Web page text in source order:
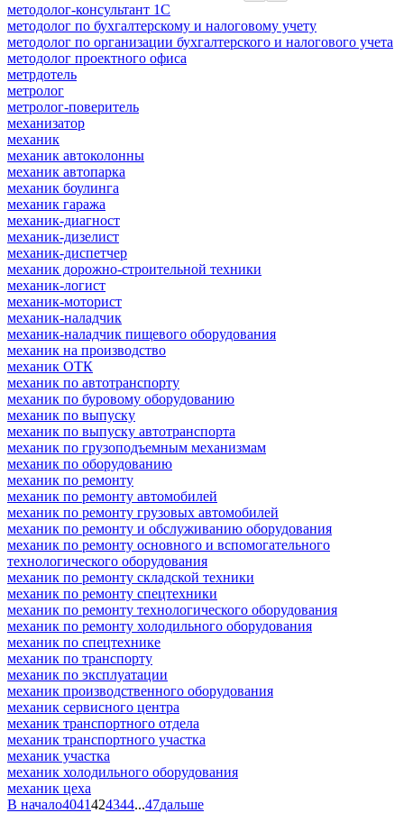
методолог-консультант 1С
методолог по бухгалтерскому и налоговому учету
методолог по организации бухгалтерского и налогового учета
методолог проектного офиса
метрдотель
метролог
метролог-поверитель
механизатор
механик
механик автоколонны
механик автопарка
механик боулинга
механик гаража
механик-диагност
механик-дизелист
механик-диспетчер
механик дорожно-строительной техники
механик-логист
механик-моторист
механик-наладчик
механик-наладчик пищевого оборудования
механик на производство
механик ОТК
механик по автотранспорту
механик по буровому оборудованию
механик по выпуску
механик по выпуску автотранспорта
механик по грузоподъемным механизмам
механик по оборудованию
механик по ремонту
механик по ремонту автомобилей
механик по ремонту грузовых автомобилей
механик по ремонту и обслуживанию оборудования
механик по ремонту основного и вспомогательного
технологического оборудования
механик по ремонту складской техники
механик по ремонту спецтехники
механик по ремонту технологического оборудования
механик по ремонту холодильного оборудования
механик по спецтехнике
механик по транспорту
механик по эксплуатации
механик производственного оборудования
механик сервисного центра
механик транспортного отдела
механик транспортного участка
механик участка
механик холодильного оборудования
механик цеха
В начало4041424344...47дальше